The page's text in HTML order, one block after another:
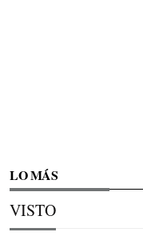
LO MÁS
VISTO